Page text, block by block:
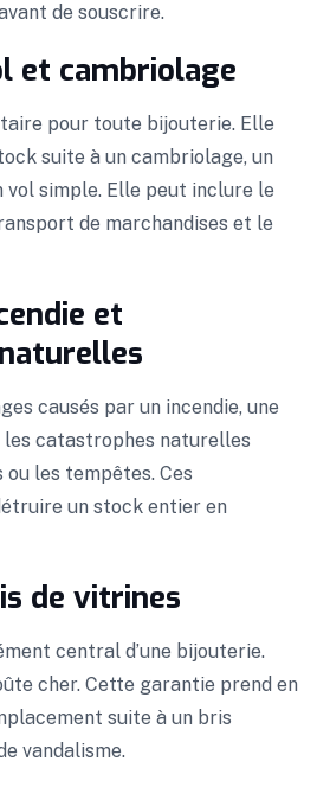
de souscrire.
et cambriolage
pour toute bijouterie. Elle
suite à un cambriolage, un
vol simple. Elle peut inclure le
de marchandises et le
et
causés par un incendie, une
les catastrophes naturelles
les tempêtes. Ces
un stock entier en
de vitrines
central d’une bijouterie.
cher. Cette garantie prend en
suite à un bris
vandalisme.